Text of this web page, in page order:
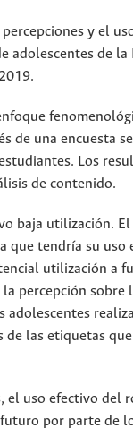
y el
adolescentes de la
de una encuesta
Los
de contenido.
baja utilización. El
que tendría su uso
utilización a
percepción sobre
adolescentes
de las etiquetas
el uso efectivo del
por parte de